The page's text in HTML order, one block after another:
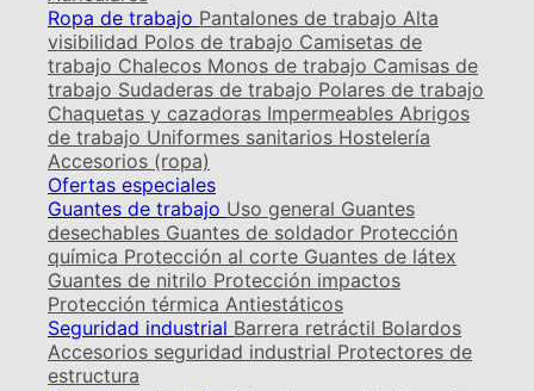
Ropa de trabajo Pantalones de trabajo Alta
visibilidad Polos de trabajo Camisetas de
trabajo Chalecos Monos de trabajo Camisas de
trabajo Sudaderas de trabajo Polares de trabajo
Chaquetas y cazadoras Impermeables Abrigos
de trabajo Uniformes sanitarios Hostelería
Accesorios (ropa)
Ofertas especiales
Guantes de trabajo Uso general Guantes
desechables Guantes de soldador Protección
química Protección al corte Guantes de látex
Guantes de nitrilo Protección impactos
Protección térmica Antiestáticos
Seguridad industrial Barrera retráctil Bolardos
Accesorios seguridad industrial Protectores de
estructura